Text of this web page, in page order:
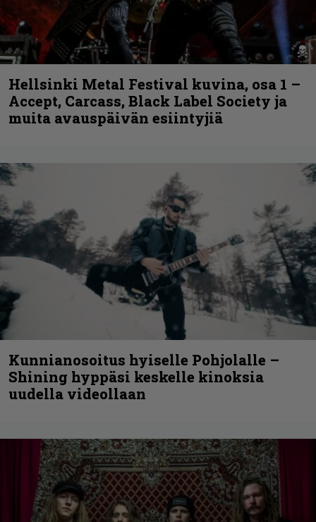
Hellsinki Metal Festival kuvina, osa 1 –
Accept, Carcass, Black Label Society ja
muita avauspäivän esiintyjiä
Kunnianosoitus hyiselle Pohjolalle –
Shining hyppäsi keskelle kinoksia
uudella videollaan